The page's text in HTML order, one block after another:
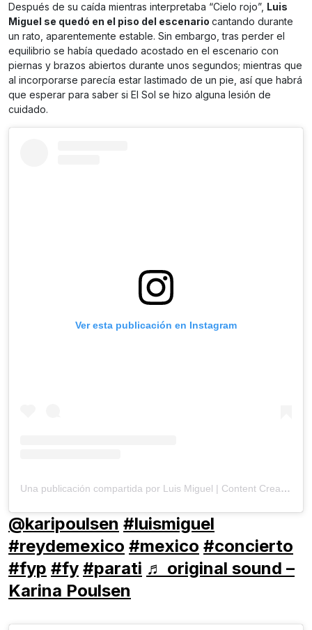
Después de su caída mientras interpretaba “Cielo rojo”, Luis
Miguel se quedó en el piso del escenario cantando durante
un rato, aparentemente estable. Sin embargo, tras perder el
equilibrio se había quedado acostado en el escenario con
piernas y brazos abiertos durante unos segundos; mientras que
al incorporarse parecía estar lastimado de un pie, así que habrá
que esperar para saber si El Sol se hizo alguna lesión de
cuidado.
Ver esta publicación en Instagram
Una publicación compartida por Luis Miguel | Content Creator (@legendarylm)
@karipoulsen #luismiguel
#reydemexico #mexico #concierto
#fyp #fy #parati ♬ original sound –
Karina Poulsen